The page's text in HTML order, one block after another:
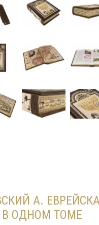
А.
В ОДНОМ ТОМЕ